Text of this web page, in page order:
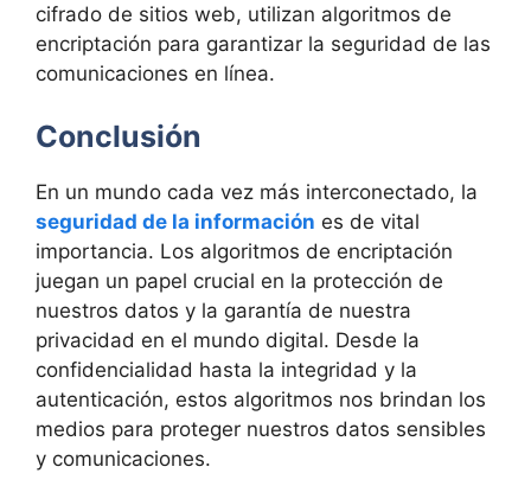
cifrado de sitios web, utilizan algoritmos de
encriptación para garantizar la seguridad de las
comunicaciones en línea.
Conclusión
En un mundo cada vez más interconectado, la
seguridad de la información es de vital
importancia. Los algoritmos de encriptación
juegan un papel crucial en la protección de
nuestros datos y la garantía de nuestra
privacidad en el mundo digital. Desde la
confidencialidad hasta la integridad y la
autenticación, estos algoritmos nos brindan los
medios para proteger nuestros datos sensibles
y comunicaciones.